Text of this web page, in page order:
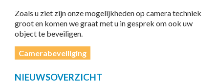
Zoals u ziet zijn onze mogelijkheden op camera techniek
groot en komen we graat met u in gesprek om ook uw
object te beveiligen.
Camerabeveiliging
NIEUWSOVERZICHT